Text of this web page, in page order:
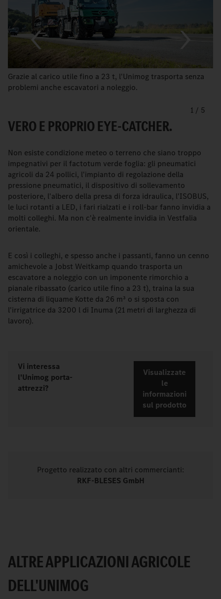
Grazie al carico utile fino a 23 t, l'Unimog trasporta senza
problemi anche escavatori a noleggio.
1 / 5
VERO E PROPRIO EYE-CATCHER.
Non esiste condizione meteo o terreno che siano troppo
impegnativi per il factotum verde foglia: gli pneumatici
agricoli da 24 pollici, l'impianto di regolazione della
pressione pneumatici, il dispositivo di sollevamento
posteriore, l'albero della presa di forza idraulica, l'ISOBUS,
le luci rotanti a LED, i fari rialzati e i roll-bar fanno invidia a
molti colleghi. Ma non c'è realmente invidia in Vestfalia
orientale.
E così i colleghi, e spesso anche i passanti, fanno un cenno
amichevole a Jobst Weitkamp quando trasporta un
escavatore a noleggio con un imponente rimorchio a
pianale ribassato (carico utile fino a 23 t), traina la sua
cisterna di liquame Kotte da 26 m³ o si sposta con
l'irrigatrice da 3200 l di Inuma (21 metri di larghezza di
lavoro).
Vi interessa
l'Unimog porta-
attrezzi?
Visualizzate
le
informazioni
sul prodotto
Progetto realizzato con altri commercianti:
RKF-BLESES GmbH
ALTRE APPLICAZIONI AGRICOLE
DELL'UNIMOG